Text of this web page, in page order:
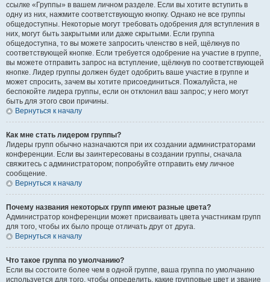
ссылке «Группы» в вашем личном разделе. Если вы хотите вступить в
одну из них, нажмите соответствующую кнопку. Однако не все группы
общедоступны. Некоторые могут требовать одобрения для вступления в
них, могут быть закрытыми или даже скрытыми. Если группа
общедоступна, то вы можете запросить членство в ней, щёлкнув по
соответствующей кнопке. Если требуется одобрение на участие в группе,
вы можете отправить запрос на вступление, щёлкнув по соответствующей
кнопке. Лидер группы должен будет одобрить ваше участие в группе и
может спросить, зачем вы хотите присоединиться. Пожалуйста, не
беспокойте лидера группы, если он отклонил ваш запрос; у него могут
быть для этого свои причины.
Вернуться к началу
Как мне стать лидером группы?
Лидеры групп обычно назначаются при их создании администраторами
конференции. Если вы заинтересованы в создании группы, сначала
свяжитесь с администратором; попробуйте отправить ему личное
сообщение.
Вернуться к началу
Почему названия некоторых групп имеют разные цвета?
Администратор конференции может присваивать цвета участникам групп
для того, чтобы их было проще отличать друг от друга.
Вернуться к началу
Что такое группа по умолчанию?
Если вы состоите более чем в одной группе, ваша группа по умолчанию
используется для того, чтобы определить, какие групповые цвет и звание